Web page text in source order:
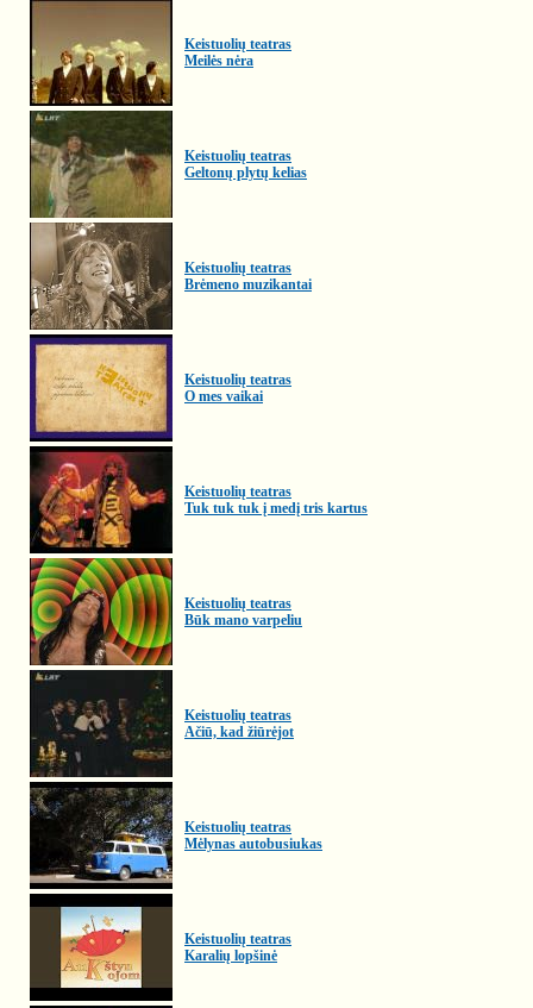
Keistuolių teatras
Meilės nėra
Keistuolių teatras
Geltonų plytų kelias
Keistuolių teatras
Brėmeno muzikantai
Keistuolių teatras
O mes vaikai
Keistuolių teatras
Tuk tuk tuk į medį tris kartus
Keistuolių teatras
Būk mano varpeliu
Keistuolių teatras
Ačiū, kad žiūrėjot
Keistuolių teatras
Mėlynas autobusiukas
Keistuolių teatras
Karalių lopšinė